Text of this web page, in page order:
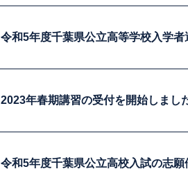
令和5年度千葉県公立高等学校入学
2023年春期講習の受付を開始しまし
令和5年度千葉県公立高校入試の志願